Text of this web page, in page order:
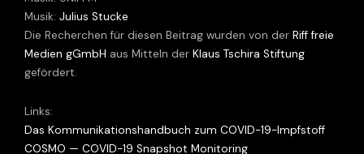
Musik: Julius Stucke
Die Recherchen für diesen Beitrag wurden von der Riff freie
Medien gGmbH aus Mitteln der Klaus Tschira Stiftung
gefördert.
Links:
Das Kommunikationshandbuch zum COVID-19-Impfstoff
COSMO — COVID-19 Snapshot Monitoring